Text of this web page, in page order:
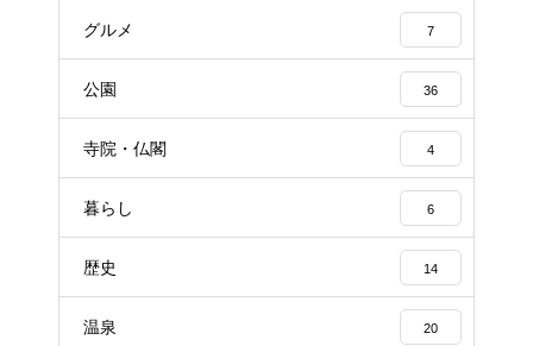
グルメ 7
公園 36
寺院・仏閣 4
暮らし 6
歴史 14
温泉 20